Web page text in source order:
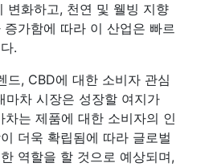
변화하고, 천연 및 웰빙 지향
가함에 따라 이 산업은 빠르
.
드, CBD에 대한 소비자 관심
마차 시장은 성장할 여지가
차는 제품에 대한 소비자의 인
더욱 확립됨에 따라 글로벌
역할을 할 것으로 예상되며,